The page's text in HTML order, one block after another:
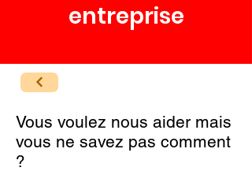
entreprise
Vous voulez nous aider mais
vous ne savez pas comment
?